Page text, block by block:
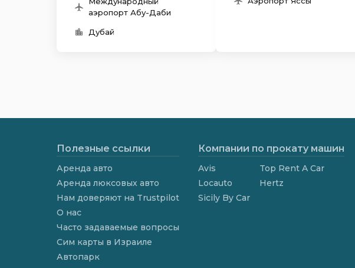
аэропорт Абу-Даби
Дубай
Полезные ссылки
Аренда авто
Аренда люксовых авто
Нам доверяют на Trustpilot
О нас
Часто задаваемые вопросы
Сим карты в Израиле
Автопарк
Компании по прокату машин
Avis
Locauto
Sicily By Car
Top Rent A Car
Hertz